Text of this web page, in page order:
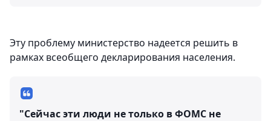
Эту проблему министерство надеется решить в
рамках всеобщего декларирования населения.
"Сейчас эти люди не только в ФОМС не